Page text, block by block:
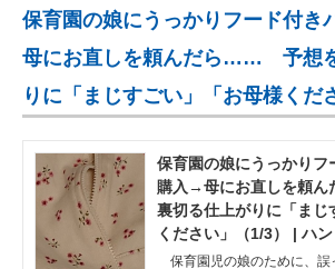
保育園の娘にうっかりフード付き
母にお直しを頼んだら…… 予想
りに「まじすごい」「お母様くだ
保育園の娘にうっかりフ
購入→母にお直しを頼
裏切る仕上がりに「まじ
ください」（1/3） | ハ
保育園児の娘のために、誤